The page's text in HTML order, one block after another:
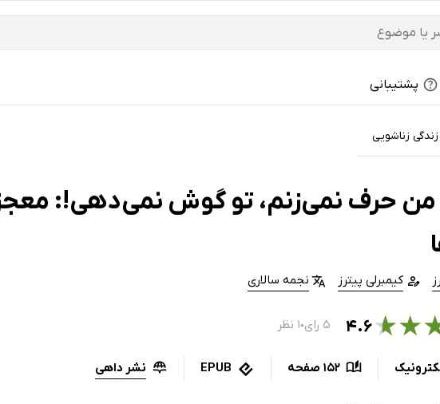
پشتیبانی
زناشویی
حرف نمی‌زنم، تو گوش نمی‌دهی!:
کیمبرلی پیترز نجمه سالاری
★
★۴.۶ ۵ رای ● ۱ نظر
152 صفحه EPUB نشر داهی